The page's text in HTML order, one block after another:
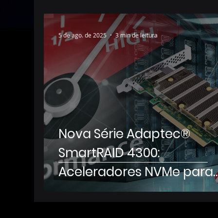
Nova Série Adaptec®
SmartRAID 4300:
Aceleradores NVMe para
RAID Escalável e Seguro
5 de ago. de 2025 3 min de leitura